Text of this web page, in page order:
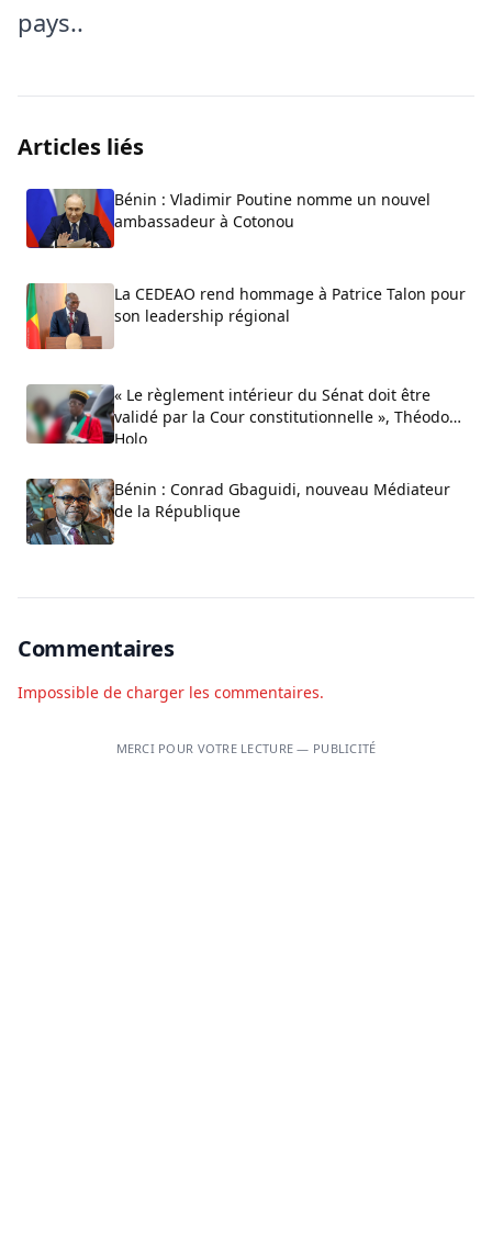
pays..
Articles liés
Bénin : Vladimir Poutine nomme un nouvel
ambassadeur à Cotonou
La CEDEAO rend hommage à Patrice Talon pour
son leadership régional
« Le règlement intérieur du Sénat doit être
validé par la Cour constitutionnelle », Théodore
Holo
Bénin : Conrad Gbaguidi, nouveau Médiateur
de la République
Commentaires
Impossible de charger les commentaires.
MERCI POUR VOTRE LECTURE — PUBLICITÉ